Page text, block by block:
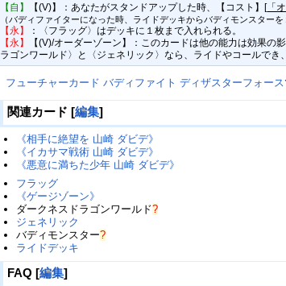
【自】
【(V)】：あなたがスタンドアップした時、【コスト】[「
（バディファイターになった時、ライドデッキからバディモンスター
【永】
：〈フラッグ〉はデッキに１枚まで入れられる。
【永】
【(V)/オーダーゾーン】：このカードは他の能力は効果
ラゴンワールド〉と〈ジェネリック〉なら、ライドやコールでき
フューチャーカード バディファイト ディザスターフォース
関連カード [編集]
《相手に絶望を 山崎 ダビデ》
《イカサマ戦術 山崎 ダビデ》
《悪意に満ちた少年 山崎 ダビデ》
フラッグ
《ゲージゾーン》
ダークネスドラゴンワールド?
ジェネリック
バディモンスター?
ライドデッキ
FAQ [編集]